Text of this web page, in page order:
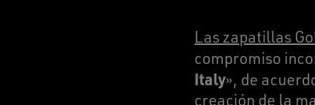
Las zapatillas
compromiso
Italy», de
creación de la